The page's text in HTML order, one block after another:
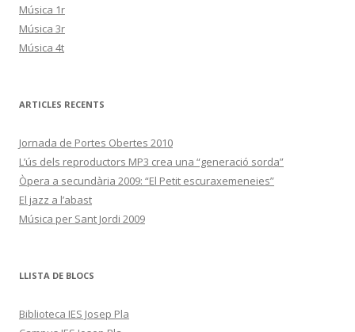
Música 1r
Música 3r
Música 4t
ARTICLES RECENTS
Jornada de Portes Obertes 2010
L’ús dels reproductors MP3 crea una “generació sorda”
Òpera a secundària 2009: “El Petit escuraxemeneies”
El jazz a l’abast
Música per Sant Jordi 2009
LLISTA DE BLOCS
Biblioteca IES Josep Pla